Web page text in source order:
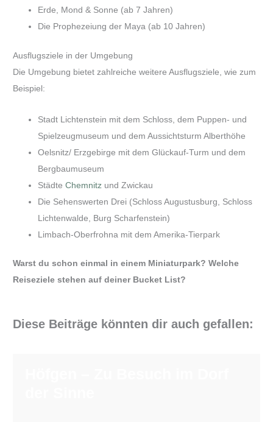
Erde, Mond & Sonne (ab 7 Jahren)
Die Prophezeiung der Maya (ab 10 Jahren)
Ausflugsziele in der Umgebung
Die Umgebung bietet zahlreiche weitere Ausflugsziele, wie zum
Beispiel:
Stadt Lichtenstein mit dem Schloss, dem Puppen- und
Spielzeugmuseum und dem Aussichtsturm Alberthöhe
Oelsnitz/ Erzgebirge mit dem Glückauf-Turm und dem
Bergbaumuseum
StädteChemnitz und Zwickau
Die Sehenswerten Drei (Schloss Augustusburg, Schloss
Lichtenwalde, Burg Scharfenstein)
Limbach-Oberfrohna mit dem Amerika-Tierpark
Warst du schon einmal in einem Miniaturpark? Welche
Reiseziele stehen auf deiner Bucket List?
Diese Beiträge könnten dir auch gefallen: